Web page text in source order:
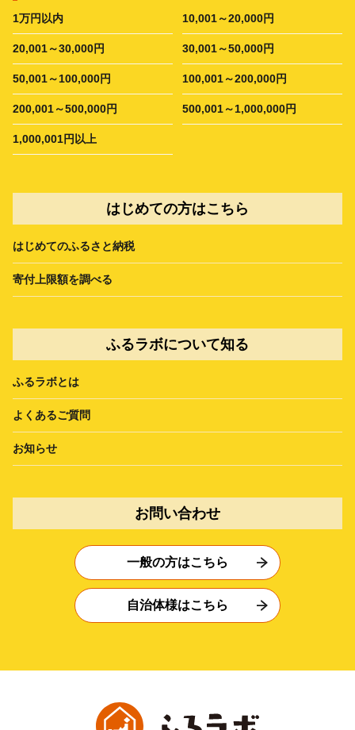
1万円以内 10,001～20,000円
20,001～30,000円 30,001～50,000円
50,001～100,000円 100,001～200,000円
200,001～500,000円 500,001～1,000,000円
1,000,001円以上
はじめての方はこちら
はじめてのふるさと納税
寄付上限額を調べる
ふるラボについて知る
ふるラボとは
よくあるご質問
お知らせ
お問い合わせ
一般の方はこちら
自治体様はこちら